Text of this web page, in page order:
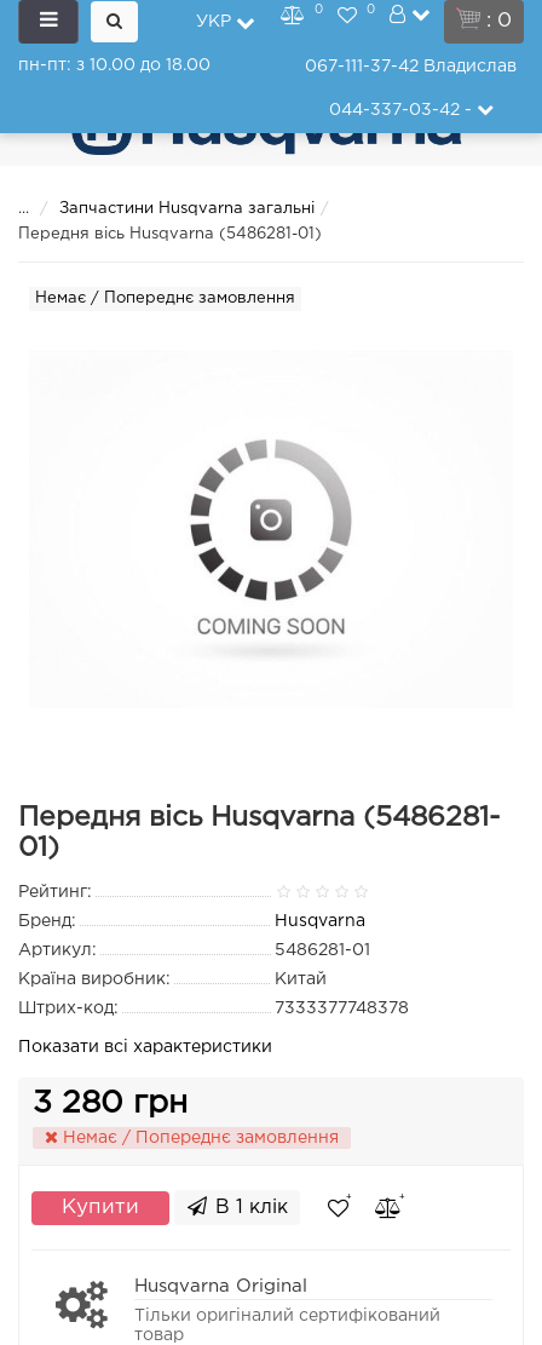
: 0
УКР
0 0
пн-пт: з 10.00 до 18.00 067-111-37-42 Владислав
044-337-03-42-
...
Запчастини Husqvarna загальні
Передня вісь Husqvarna (5486281-01)
Немає / Попереднє замовлення
Передня вісь Husqvarna (5486281-
01)
Рейтинг:
Бренд:
Husqvarna
Артикул:
5486281-01
Країна виробник:
Китай
Штрих-код:
7333377748378
Показати всі характеристики
3 280 грн
Немає / Попереднє замовлення
Купити В 1 клік
Husqvarna Original
Тільки оригіналий сертифікований
товар